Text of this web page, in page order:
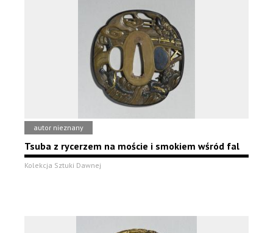
autor nieznany
Tsuba z rycerzem na moście i smokiem wśród fal
Kolekcja Sztuki Dawnej